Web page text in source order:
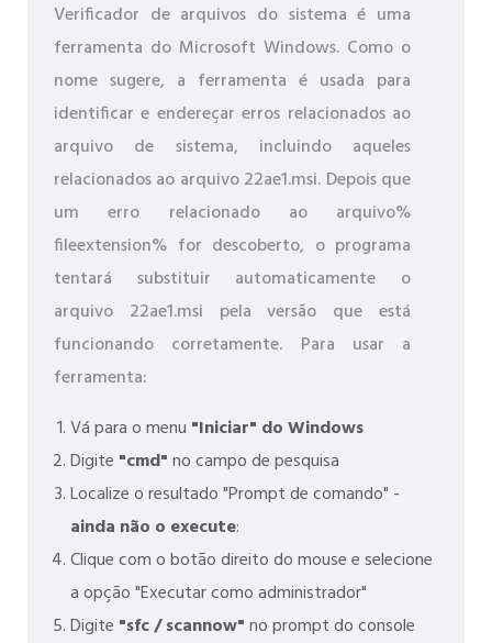
Verificador de arquivos do sistema é uma
ferramenta do Microsoft Windows. Como o
nome sugere, a ferramenta é usada para
identificar e endereçar erros relacionados ao
arquivo de sistema, incluindo aqueles
relacionados ao arquivo 22ae1.msi. Depois que
um erro relacionado ao arquivo%
fileextension% for descoberto, o programa
tentará substituir automaticamente o
arquivo 22ae1.msi pela versão que está
funcionando corretamente. Para usar a
ferramenta:
Vá para o menu "Iniciar" do Windows
Digite "cmd"no campo de pesquisa
Localize o resultado "Prompt de comando" -
ainda não o execute:
Clique com o botão direito do mouse e selecione
a opção "Executar como administrador"
Digite "sfc / scannow"no prompt do console